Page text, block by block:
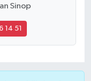
Sinop
14 51